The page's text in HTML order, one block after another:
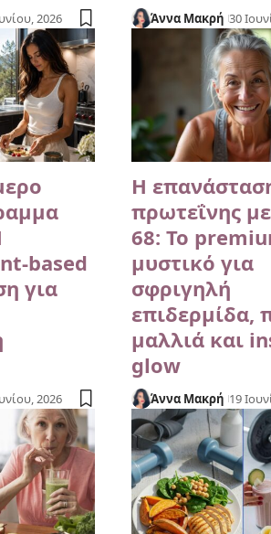
2026 Άννα Μακρή 30
based
για
2026
Η
πρωτεΐνης
68: Το
μυστικό για
σφριγηλή
επιδερμίδα,
μαλλιά και
glow
Άννα Μακρή 19